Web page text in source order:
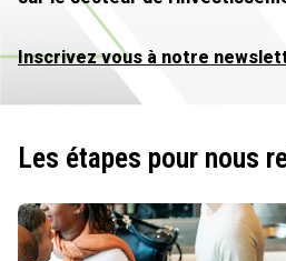
Inscrivez vous à notre
Les étapes pour nous